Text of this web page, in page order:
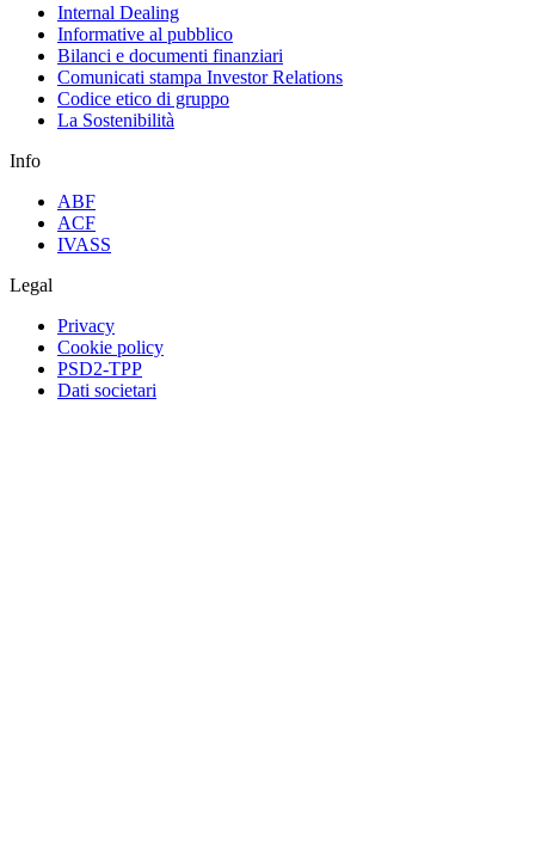
Internal Dealing
Informative al pubblico
Bilanci e documenti finanziari
Comunicati stampa Investor Relations
Codice etico di gruppo
La Sostenibilità
Info
ABF
ACF
IVASS
Legal
Privacy
Cookie policy
PSD2-TPP
Dati societari